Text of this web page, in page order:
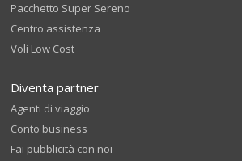
Pacchetto Super Sereno
Centro assistenza
Voli Low Cost
Diventa partner
Agenti di viaggio
Conto business
Fai pubblicità con noi